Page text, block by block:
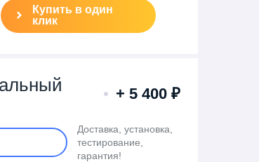
Купить в один
клик
+ 5 400 ₽
Доставка , установка,
тестирование,
гарантия!